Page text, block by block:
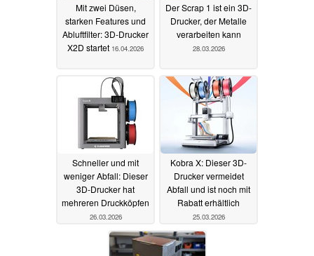
Mit zwei Düsen,
starken Features und
Abluftfilter: 3D-Drucker
X2D startet 16.04.2026
Der Scrap 1 ist ein 3D-
Drucker, der Metalle
verarbeiten kann
28.03.2026
Schneller und mit
weniger Abfall: Dieser
3D-Drucker hat
mehreren Druckköpfen
26.03.2026
Kobra X: Dieser 3D-
Drucker vermeidet
Abfall und ist noch mit
Rabatt erhältlich
25.03.2026